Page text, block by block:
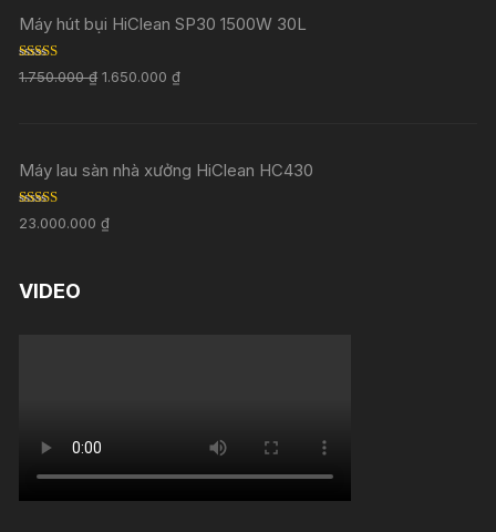
Máy hút bụi HiClean SP30 1500W 30L
Rated 5.00
out of 5
1.750.000₫ 1.650.000₫
Máy lau sàn nhà xưởng HiClean HC430
Rated5.00
out of 5
23.000.000₫
VIDEO